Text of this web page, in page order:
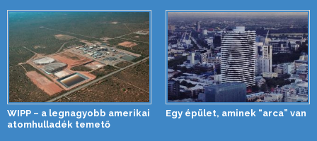
WIPP – a legnagyobb amerikai
atomhulladék temető
Egy épület, aminek “arca” van